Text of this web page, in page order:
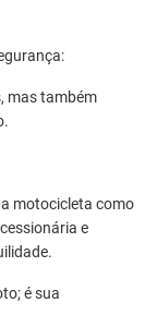
mas também
motocicleta como
e
é sua